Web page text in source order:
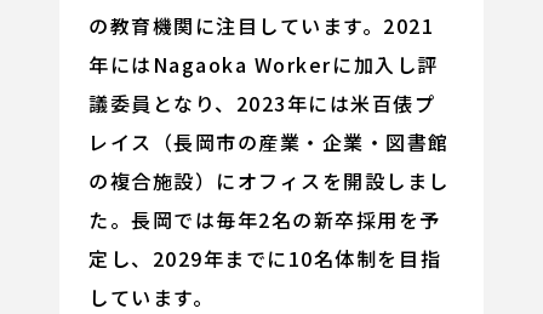
の教育機関に注目しています。2021
年にはNagaoka Workerに加入し評
議委員となり、2023年には米百俵プ
レイス（長岡市の産業・企業・図書館
の複合施設）にオフィスを開設しまし
た。長岡では毎年2名の新卒採用を予
定し、2029年までに10名体制を目指
しています。